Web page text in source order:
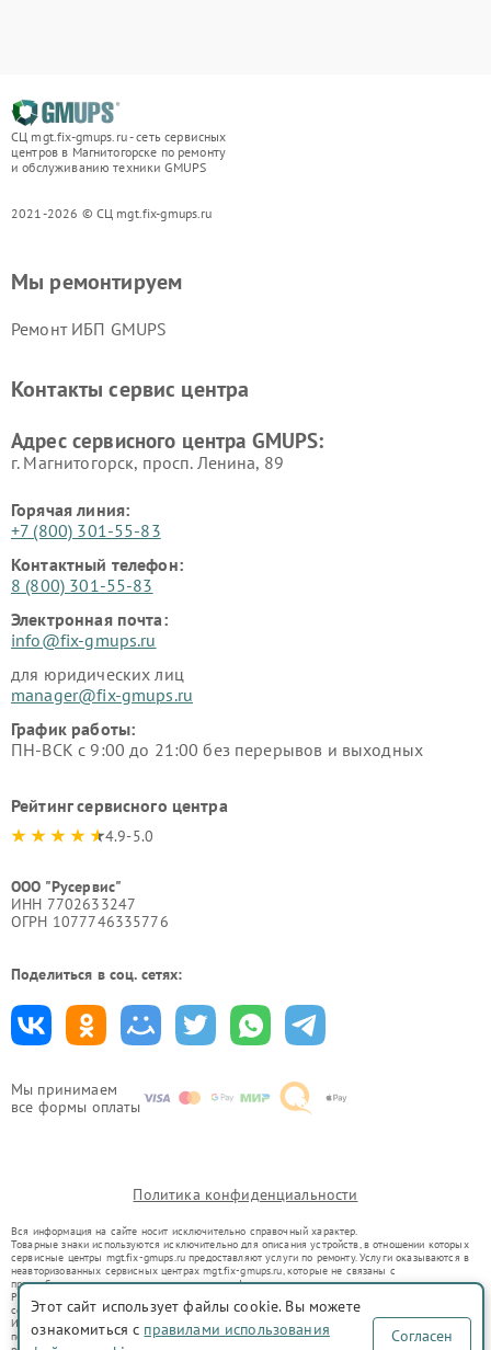
СЦ mgt.fix-gmups.ru - сеть сервисных
центров в Магнитогорске по ремонту
и обслуживанию техники GMUPS
2021-2026 © СЦ mgt.fix-gmups.ru
Мы принимаем
все формы оплаты
Мы ремонтируем
Ремонт ИБП GMUPS
Контакты сервис центра
Адрес сервисного центра GMUPS:
г. Магнитогорск, просп. Ленина, 89
Горячая линия:
+7 (800) 301-55-83
Контактный телефон:
8 (800) 301-55-83
Электронная почта:
info@fix-gmups.ru
для юридических лиц
manager@fix-gmups.ru
График работы:
ПН-ВСК с 9:00 до 21:00 без перерывов и выходных
Рейтинг сервисного центра
4.9-5.0
ООО "Русервис"
ИНН 7702633247
ОГРН 1077746335776
Поделиться в соц. сетях:
Политика конфиденциальности
Вся информация на сайте носит исключительно справочный характер.
Товарные знаки используются исключительно для описания устройств, в отношении которых
сервисные центры mgt.fix-gmups.ru предоставляют услуги по ремонту. Услуги оказываются в
неавторизованных сервисных центрах mgt.fix-gmups.ru, которые не связаны с
правообладателями товарных знаков или их официальными представителями.
Ремонт осуществляется для устройств, уже введенных в гражданский оборот в соответствии
со статьей 1487 ГК РФ.
Использование товарных знаков не преследует цели индивидуализации услуг или введения
потребителей в заблуждение, а служит для информирования о предоставляемых услугах по
Этот сайт использует файлы cookie. Вы можете
ознакомиться с правилами использования
Согласен